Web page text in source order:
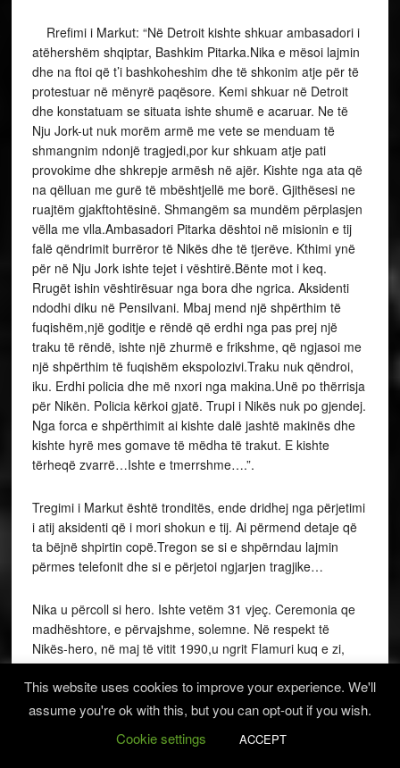
Rrefimi i Markut: “Në Detroit kishte shkuar ambasadori i
atëhershëm shqiptar, Bashkim Pitarka.Nika e mësoi lajmin
dhe na ftoi që t’i bashkoheshim dhe të shkonim atje për të
protestuar në mënyrë paqësore. Kemi shkuar në Detroit
dhe konstatuam se situata ishte shumë e acaruar. Ne të
Nju Jork-ut nuk morëm armë me vete se menduam të
shmangnim ndonjë tragjedi,por kur shkuam atje pati
provokime dhe shkrepje armësh në ajër. Kishte nga ata që
na qëlluan me gurë të mbështjellë me borë. Gjithësesi ne
ruajtëm gjakftohtësinë. Shmangëm sa mundëm përplasjen
vëlla me vlla.Ambasadori Pitarka dështoi në misionin e tij
falë qëndrimit burrëror të Nikës dhe të tjerëve. Kthimi ynë
për në Nju Jork ishte tejet i vështirë.Bënte mot i keq.
Rrugët ishin vështirësuar nga bora dhe ngrica. Aksidenti
ndodhi diku në Pensilvani. Mbaj mend një shpërthim të
fuqishëm,një goditje e rëndë që erdhi nga pas prej një
traku të rëndë, ishte një zhurmë e frikshme, që ngjasoi me
një shpërthim të fuqishëm ekspolozivi.Traku nuk qëndroi,
iku. Erdhi policia dhe më nxori nga makina.Unë po thërrisja
për Nikën. Policia kërkoi gjatë. Trupi i Nikës nuk po gjendej.
Nga forca e shpërthimit ai kishte dalë jashtë makinës dhe
kishte hyrë mes gomave të mëdha të trakut. E kishte
tërheqë zvarrë…Ishte e tmerrshme….”.
Tregimi i Markut është tronditës, ende dridhej nga përjetimi
i atij aksidenti që i mori shokun e tij. Ai përmend detaje që
ta bëjnë shpirtin copë.Tregon se si e shpërndau lajmin
përmes telefonit dhe si e përjetoi ngjarjen tragjike…
Nika u përcoll si hero. Ishte vetëm 31 vjeç. Ceremonia qe
madhështore, e përvajshme, solemne. Në respekt të
Nikës-hero, në maj të vitit 1990,u ngrit Flamuri kuq e zi,
para zyrave të Bashkisë në White Plains të Nju Jork-ut.
Ceremonia organizohet çdo vit në Parkun“Kensico Dam
Plaza”, në Valhalla, Westchester, Nju Jork, duke ngritë
i dorëzohet proklamata e bashkisë.
This website uses cookies to improve your experience. We'll
assume you're ok with this, but you can opt-out if you wish.
Cookie settings
ACCEPT